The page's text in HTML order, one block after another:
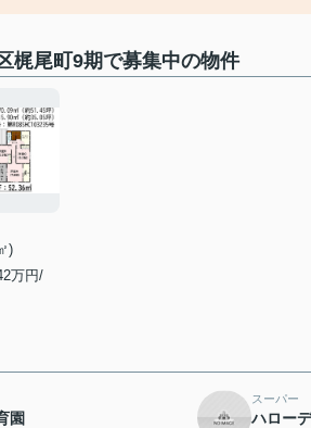
尾町9期で募集中の物件
)
万円/
園
スーパー
ハロー